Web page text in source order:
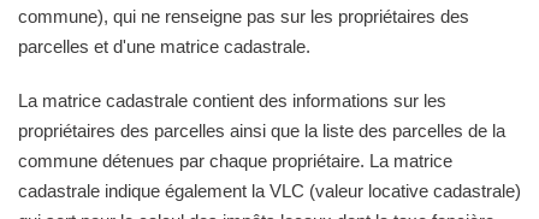
commune), qui ne renseigne pas sur les propriétaires des
parcelles et d'une matrice cadastrale.
La matrice cadastrale contient des informations sur les
propriétaires des parcelles ainsi que la liste des parcelles de la
commune détenues par chaque propriétaire. La matrice
cadastrale indique également la VLC (valeur locative cadastrale)